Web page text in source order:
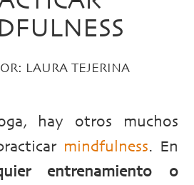
LAURA TEJERINA
hay otros muchos
mindfulness. En
entrenamiento o